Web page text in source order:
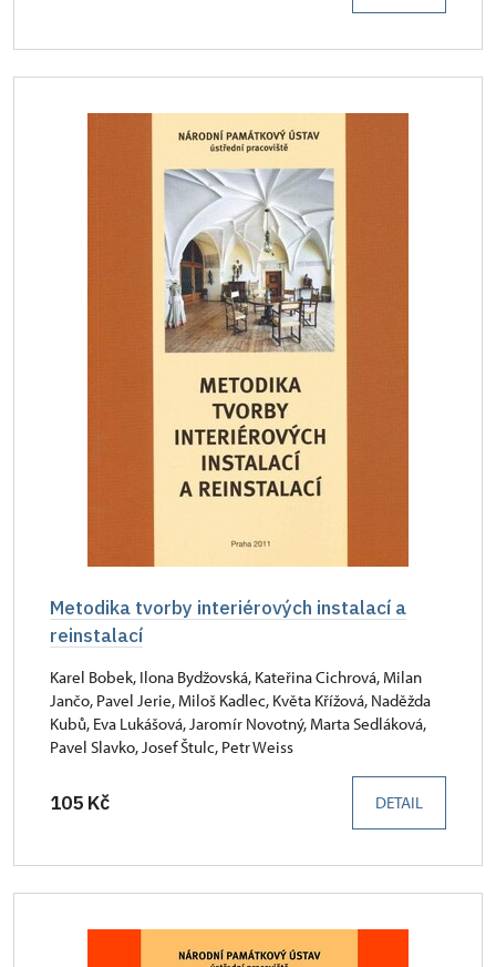
Metodika tvorby interiérových instalací a
reinstalací
Karel Bobek, Ilona Bydžovská, Kateřina Cichrová, Milan
Jančo, Pavel Jerie, Miloš Kadlec, Květa Křížová, Naděžda
Kubů, Eva Lukášová, Jaromír Novotný, Marta Sedláková,
Pavel Slavko, Josef Štulc, Petr Weiss
105 Kč DETAIL